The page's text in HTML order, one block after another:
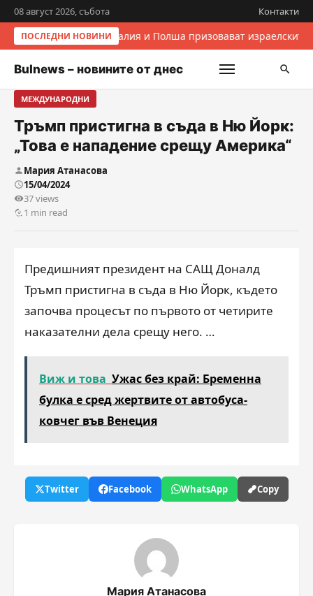
08 август 2026, събота Контакти
ПОСЛЕДНИ НОВИНИИталия и Полша призовават
Bulnews – новините от днес
МЕЖДУНАРОДНИ
Тръмп пристигна в съда в Ню Йорк:
„Това е нападение срещу Америка“
Мария Атанасова
15/04/2024
37 views
1 min read
Предишният президент на САЩ Доналд
Тръмп пристигна в съда в Ню Йорк, където
започва процесът по първото от четирите
наказателни дела срещу него. …
Виж и това Ужас без край: Бременна
булка е сред жертвите от автобуса-
ковчег във Венеция
Twitter Facebook WhatsApp Copy
Мария Атанасова